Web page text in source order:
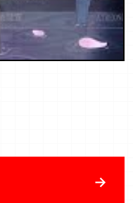
→